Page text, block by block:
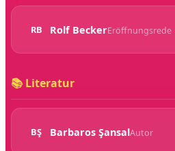
RB Rolf BeckerEröffnungsrede
📚 Literatur
BŞ Barbaros ŞansalAutor